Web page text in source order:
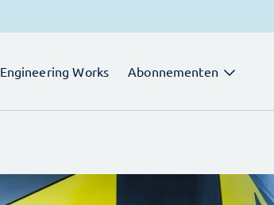
Engineering Works Abonnementen